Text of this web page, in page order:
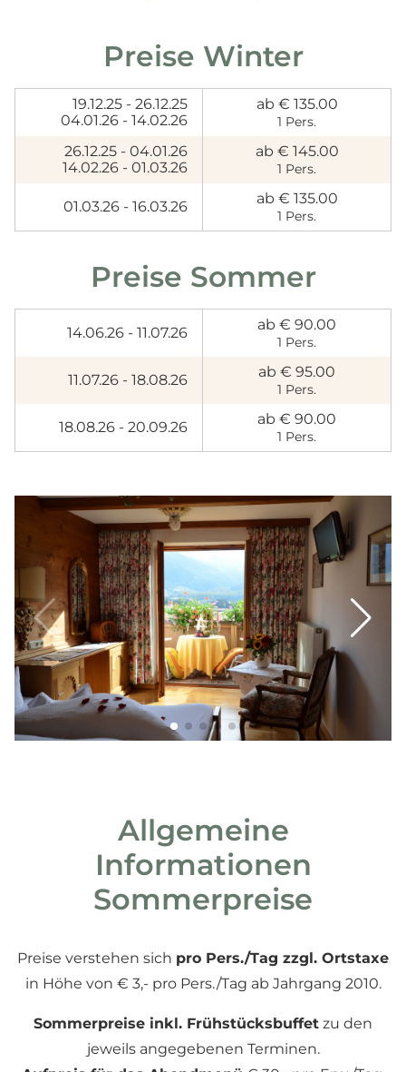
Preise Winter
19.12.25 - 26.12.25
04.01.26 - 14.02.26
ab € 135.00
1 Pers.
26.12.25 - 04.01.26
14.02.26 - 01.03.26
ab € 145.00
1 Pers.
01.03.26 - 16.03.26 ab € 135.00
1 Pers.
Preise Sommer
14.06.26 - 11.07.26 ab € 90.00
1 Pers.
11.07.26 - 18.08.26 ab € 95.00
1 Pers.
18.08.26 - 20.09.26 ab € 90.00
1 Pers.
Allgemeine
Informationen
Sommerpreise
Preise verstehen sich pro Pers./Tag zzgl. Ortstaxe
in Höhe von € 3,- pro Pers./Tag ab Jahrgang 2010.
Sommerpreise inkl. Frühstücksbuffet zu den
jeweils angegebenen Terminen.